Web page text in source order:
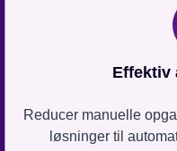
Effektiv
Reducer manuelle
løsninger til